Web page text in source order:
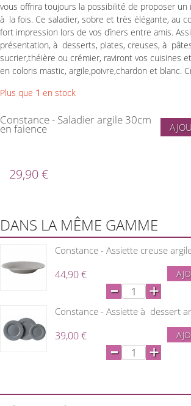
vous offrira toujours la possibilité de proposer
à la fois. Ce saladier, sobre et très élégante, au
fort impression lors de vos dîners entre amis.
présentation, à desserts, plates, creuses, à
sucrier,théière ou crémier, raviront vos cuisines
en coloris mastic, argile,poivre,chardon et blanc.
Plus que 1 en stock
Constance - Saladier argile 30cm
en faience
29,90 €
DANS LA MÊME GAMME
Constance - Assiette creuse
44,90 € - +
Constance - Assiette à dessert
39,00 € - +